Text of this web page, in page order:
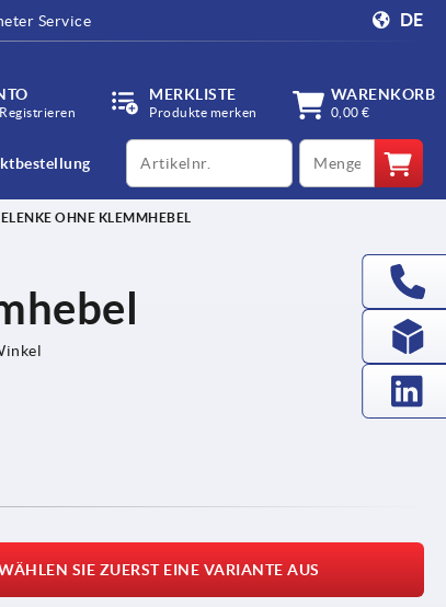
Service DE
MERKLISTE
Produkte merken
WARENKORB
0,00 €
productCode qty
OHNE KLEMMHEBEL
SIE ZUERST EINE VARIANTE AUS